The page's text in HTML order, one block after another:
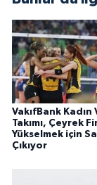
VakıfBank Kadın
Takımı, Çeyrek
Yükselmek için
Çıkıyor